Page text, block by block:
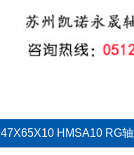
47X65X10 HMSA10 RG